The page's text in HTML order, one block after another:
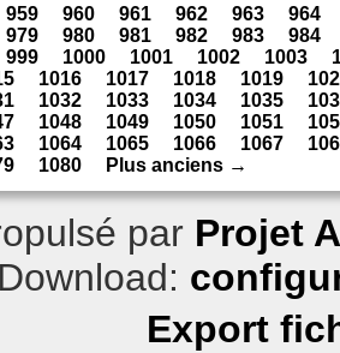
959 960 961 962 963
964
979 980 981 982 983
984
999 1000 1001 1002 1003
1016 1017 1018 1019
1032 1033 1034 1035
1048 1049 1050 1051
1064 1065 1066 1067
1080 Plus anciens →
par Projet
Download:
Export